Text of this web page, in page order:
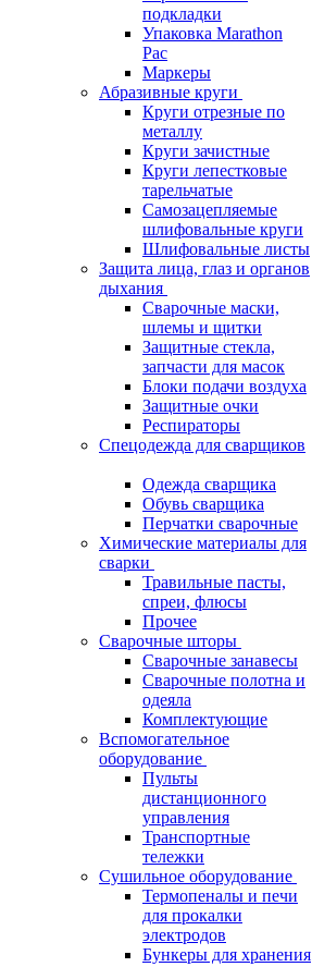
подкладки
Упаковка Marathon
Pac
Маркеры
Абразивные круги
Круги отрезные по
металлу
Круги зачистные
Круги лепестковые
тарельчатые
Самозацепляемые
шлифовальные круги
Шлифовальные листы
Защита лица, глаз и органов
дыхания
Сварочные маски,
шлемы и щитки
Защитные стекла,
запчасти для масок
Блоки подачи воздуха
Защитные очки
Респираторы
Спецодежда для сварщиков
Одежда сварщика
Обувь сварщика
Перчатки сварочные
Химические материалы для
сварки
Травильные пасты,
спреи, флюсы
Прочее
Сварочные шторы
Сварочные занавесы
Сварочные полотна и
одеяла
Комплектующие
Вспомогательное
оборудование
Пульты
дистанционного
управления
Транспортные
тележки
Сушильное оборудование
Термопеналы и печи
для прокалки
электродов
Бункеры для хранения